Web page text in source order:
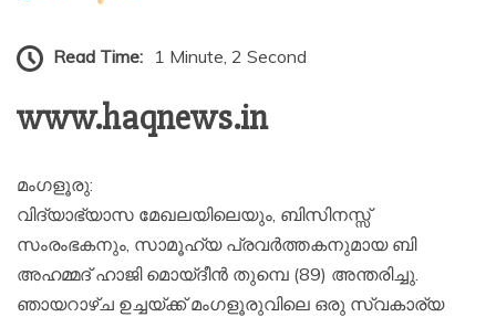
Read Time: 1 Minute, 2 Second
www.haqnews.in
മംഗളൂരു:
വിദ്യാഭ്യാസ മേഖലയിലെയും, ബിസിനസ്സ്
സംരംഭകനും, സാമൂഹ്യ പ്രവർത്തകനുമായ ബി
അഹമ്മദ് ഹാജി മൊയ്ദീൻ തുമ്പെ (89) അന്തരിച്ചു.
ഞായറാഴ്ച ഉച്ചയ്ക്ക് മംഗളൂരുവിലെ ഒരു സ്വകാര്യ